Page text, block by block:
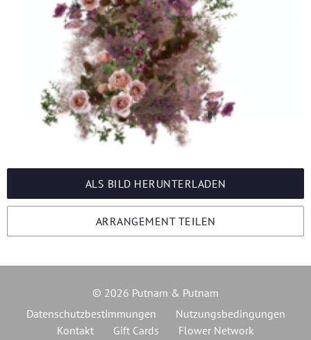
ALS BILD HERUNTERLADEN
ARRANGEMENT TEILEN
© 2026 Putnam & Putnam
Datenschutzbestimmungen
Nutzungsbedingungen
Kontakt
Gift Cards Flower Network